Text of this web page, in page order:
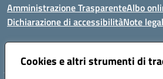
Cookies e altri strumenti di
Amministrazione TrasparenteAlbo
Dichiarazione di accessibilitàNote